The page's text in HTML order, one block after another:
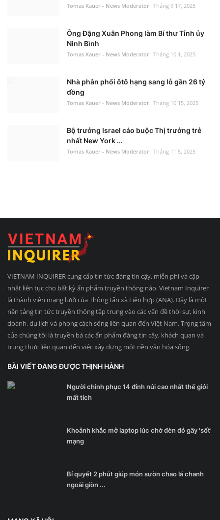
Tomas Kauer - News Moderator Tháng 9 17, 2025
Ông Đặng Xuân Phong làm Bí thư Tỉnh ủy
Ninh Bình
Tomas Kauer - News Moderator Tháng 10 1, 2025
Nhà phân phối ôtô hạng sang lỗ gần 26 tỷ
đồng
Tomas Kauer - News Moderator Tháng 10 15, 2025
Bộ trưởng Israel cáo buộc Thị trưởng trẻ
nhất New York ...
Tomas Kauer - News Moderator Tháng 11 5, 2025
VIETNAM INQUIRER cung cấp tin tức đáng tin cậy, miễn phí và cập
nhật liên tục cho bất kỳ ấn phẩm truyền thông nào. Vietnam Inquirer
là thành viên mạng lưới của Thông tấn xã Liên hợp (ANA). Đây là một
nền tảng tin tức truyền thông tập trung vào các vấn đề thời sự, kinh
doanh, du lịch và phong cách sống liên quan đến Việt Nam. Trọng tâm
của chúng tôi là truyền bá các ấn phẩm đáng tin cậy, khách quan và
trung thực liên quan đến việc xây dựng một nền văn hóa sống.
BÀI VIẾT ĐANG ĐƯỢC THỊNH HÀNH
Người chinh phục 14 đỉnh núi cao nhất thế giới
mất tích
Khoảnh khắc mở laptop lúc chờ đèn đỏ gây 'sốt'
mạng
Bí quyết 2 phút giúp món sườn chao lá chanh
ngoài giòn ...